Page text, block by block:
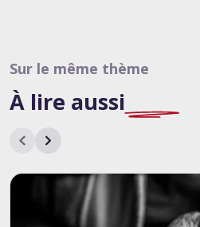
Sur le même thème
À lire aussi